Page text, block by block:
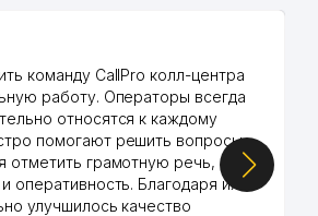
команду CallPro колл-центра
работу. Операторы всегда
относятся к каждому
помогают решить вопросы.
отметить грамотную речь,
оперативность. Благодаря их
улучшилось качество